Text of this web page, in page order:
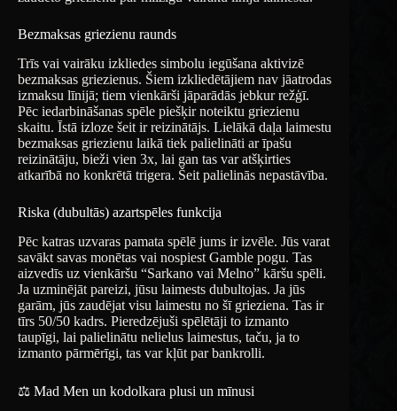
Bezmaksas griezienu raunds
Trīs vai vairāku izkliedes simbolu iegūšana aktivizē
bezmaksas griezienus. Šiem izkliedētājiem nav jāatrodas
izmaksu līnijā; tiem vienkārši jāparādās jebkur režģī.
Pēc iedarbināšanas spēle piešķir noteiktu griezienu
skaitu. Īstā izloze šeit ir reizinātājs. Lielākā daļa laimestu
bezmaksas griezienu laikā tiek palielināti ar īpašu
reizinātāju, bieži vien 3x, lai gan tas var atšķirties
atkarībā no konkrētā trigera. Šeit palielinās nepastāvība.
Riska (dubultās) azartspēles funkcija
Pēc katras uzvaras pamata spēlē jums ir izvēle. Jūs varat
savākt savas monētas vai nospiest Gamble pogu. Tas
aizvedīs uz vienkāršu “Sarkano vai Melno” kāršu spēli.
Ja uzminējāt pareizi, jūsu laimests dubultojas. Ja jūs
garām, jūs zaudējat visu laimestu no šī grieziena. Tas ir
tīrs 50/50 kadrs. Pieredzējuši spēlētāji to izmanto
taupīgi, lai palielinātu nelielus laimestus, taču, ja to
izmanto pārmērīgi, tas var kļūt par bankrolli.
⚖️ Mad Men un kodolkara plusi un mīnusi